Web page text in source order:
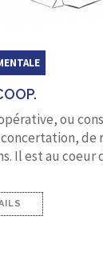
ou
de
Il est au coeur